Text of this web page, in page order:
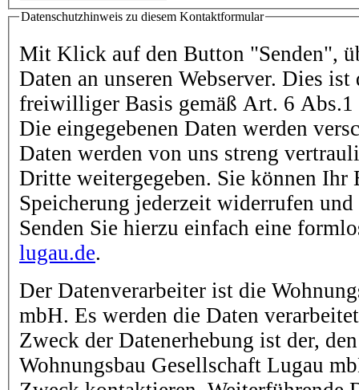
Datenschutzhinweis zu diesem Kontaktformular
Mit Klick auf den Button "Senden",
Daten an unseren Webserver. Dies
freiwilliger Basis gemäß Art. 6
Die eingegebenen Daten werden
Daten werden von uns streng
Dritte weitergegeben. Sie können Ihr
Speicherung jederzeit widerrufen
Senden Sie hierzu einfach eine
lugau.de.
Der Datenverarbeiter ist die
mbH. Es werden die Daten
Zweck der Datenerhebung ist der,
Wohnungsbau Gesellschaft Lugau